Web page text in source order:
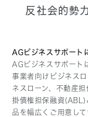
AGキャピタ
AGパートナ
AG住まいる
あんしん保
株式会社FPC
反社会的勢
AGビジネスサポート
AGビジネスサポート
事業者向けビジネス
ネスローン、不動産
掛債権担保融資(ABL)
品を幅広くご用意し